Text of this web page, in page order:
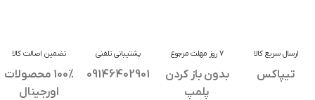
ارسال سریع کالا
تیپاکس
7 روز مهلت مرجوع
بدون باز کردن
پلمپ
پشتیبانی تلفنی
09146402901
تضمین اصالت کالا
100% محصولات
اورجینال